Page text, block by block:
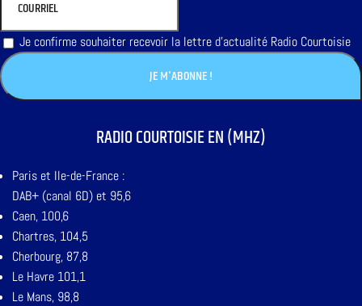
Je confirme souhaiter recevoir la lettre d'actualité Radio Courtoisie
RADIO COURTOISIE EN (MHZ)
Paris et Ile-de-France :
DAB+ (canal 6D) et 95,6
Caen, 100,6
Chartres, 104,5
Cherbourg, 87,8
Le Havre 101,1
Le Mans, 98,8